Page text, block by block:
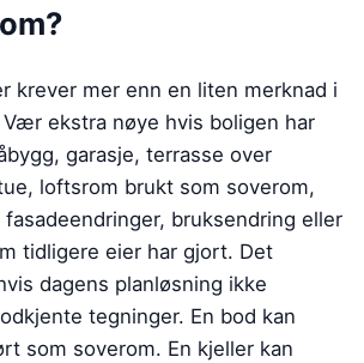
krever mer enn en liten merknad i
ekstra nøye hvis boligen har
garasje, terrasse over
loftsrom brukt som soverom,
bruksendring eller
tidligere eier har gjort. Det
dagens planløsning ikke
tegninger. En bod kan
som soverom. En kjeller kan